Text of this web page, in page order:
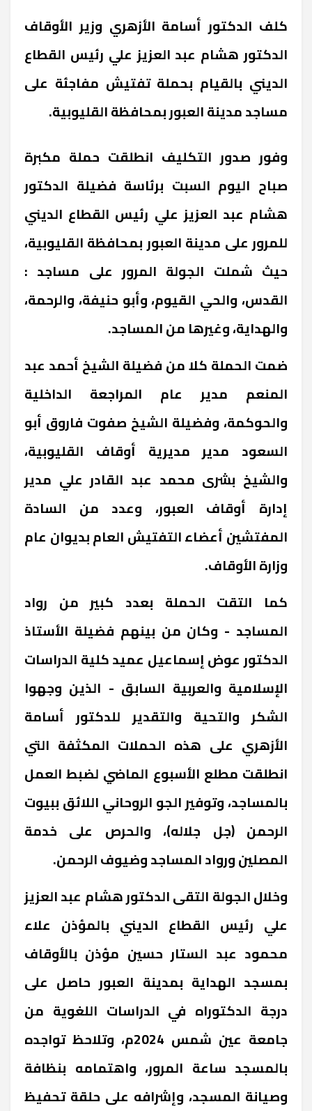
كلف الدكتور أسامة الأزهري وزير الأوقاف
الدكتور هشام عبد العزيز علي رئيس القطاع
الديني بالقيام بحملة تفتيش مفاجئة على
مساجد مدينة العبور بمحافظة القليوبية.
وفور صدور التكليف انطلقت حملة مكبرة
صباح اليوم السبت برئاسة فضيلة الدكتور
هشام عبد العزيز علي رئيس القطاع الديني
للمرور على مدينة العبور بمحافظة القليوبية،
حيث شملت الجولة المرور على مساجد :
القدس، والحي القيوم، وأبو حنيفة، والرحمة،
والهداية، وغيرها من المساجد.
ضمت الحملة كلا من فضيلة الشيخ أحمد عبد
المنعم مدير عام المراجعة الداخلية
والحوكمة، وفضيلة الشيخ صفوت فاروق أبو
السعود مدير مديرية أوقاف القليوبية،
والشيخ بشرى محمد عبد القادر علي مدير
إدارة أوقاف العبور، وعدد من السادة
المفتشين أعضاء التفتيش العام بديوان عام
وزارة الأوقاف.
كما التقت الحملة بعدد كبير من رواد
المساجد - وكان من بينهم فضيلة الأستاذ
الدكتور عوض إسماعيل عميد كلية الدراسات
الإسلامية والعربية السابق - الذين وجهوا
الشكر والتحية والتقدير للدكتور أسامة
الأزهري على هذه الحملات المكثفة التي
انطلقت مطلع الأسبوع الماضي لضبط العمل
بالمساجد، وتوفير الجو الروحاني اللائق ببيوت
الرحمن (جل جلاله)، والحرص على خدمة
المصلين ورواد المساجد وضيوف الرحمن.
وخلال الجولة التقى الدكتور هشام عبد العزيز
علي رئيس القطاع الديني بالمؤذن علاء
محمود عبد الستار حسين مؤذن بالأوقاف
بمسجد الهداية بمدينة العبور حاصل على
درجة الدكتوراه في الدراسات اللغوية من
جامعة عين شمس 2024م، وتلاحظ تواجده
بالمسجد ساعة المرور، واهتمامه بنظافة
وصيانة المسجد، وإشرافه على حلقة تحفيظ